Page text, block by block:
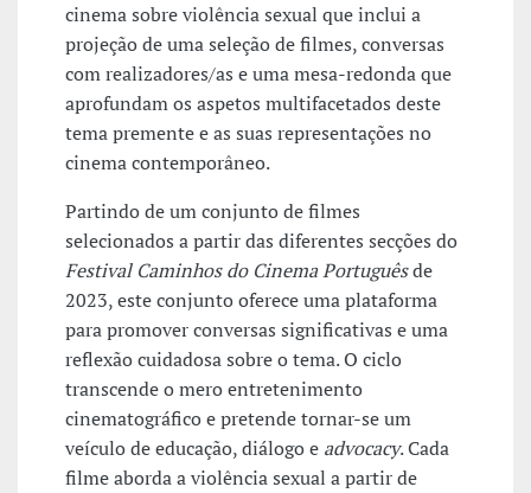
cinema sobre violência sexual que inclui a
projeção de uma seleção de filmes, conversas
com realizadores/as e uma mesa-redonda que
aprofundam os aspetos multifacetados deste
tema premente e as suas representações no
cinema contemporâneo.
Partindo de um conjunto de filmes
selecionados a partir das diferentes secções do
Festival Caminhos do Cinema Portuguêsde
2023, este conjunto oferece uma plataforma
para promover conversas significativas e uma
reflexão cuidadosa sobre o tema. O ciclo
transcende o mero entretenimento
cinematográfico e pretende tornar-se um
veículo de educação, diálogo e advocacy. Cada
filme aborda a violência sexual a partir de